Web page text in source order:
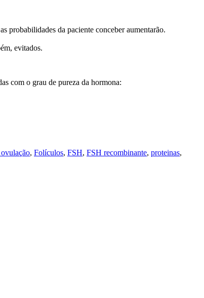
probabilidades da paciente conceber aumentarão.
evitados.
com o grau de pureza da hormona:
, Folículos, FSH, FSH recombinante, proteinas,